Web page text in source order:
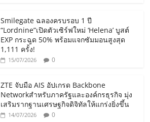
Smilegate ฉลองครบรอบ 1 ปี
“Lordnine”เปิดตัวเซิร์ฟใหม่ ‘Helena’ บูสต์
EXP กระฉูด 50% พร้อมแจกซัมมอนสูงสุด
1,111 ครั้ง!
15/07/2026 0
ZTE จับมือ AIS อัปเกรด Backbone
Networkสำหรับภาครัฐและองค์กรธุรกิจ มุ่ง
เสริมรากฐานเศรษฐกิจดิจิทัลให้แกร่งยิ่งขึ้น
14/07/2026 0